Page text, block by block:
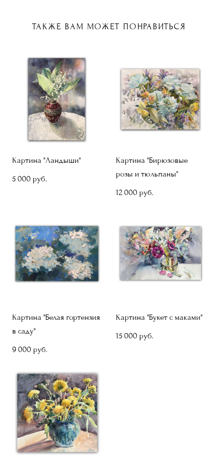
ТАКЖЕ ВАМ МОЖЕТ ПОНРАВИТЬСЯ
Картина "Ландыши"
5 000 pуб.
Картина "Бирюзовые
розы и тюльпаны"
12 000 pуб.
Картина "Белая гортензия
в саду"
9 000 pуб.
Картина "Букет с маками"
15 000 pуб.